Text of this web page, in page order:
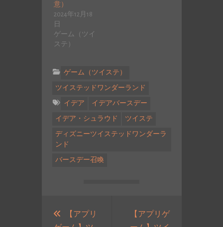
意）
2024年12月18
日
ゲーム（ツイ
ステ）
ゲーム（ツイステ）
ツイステッドワンダーランド
イデア イデアバースデー
イデア・シュラウド ツイステ
ディズニーツイステッドワンダーラ
ンド
バースデー召喚
【アプリ
【アプリゲ